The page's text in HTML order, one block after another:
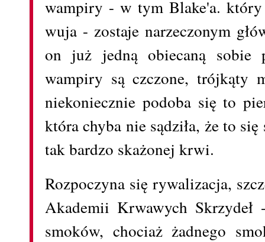
wampiry - w tym Blake'a.
wuja - zostaje narzeczonym
on już jedną obiecaną sobie
wampiry są czczone, trójkąty
niekoniecznie podoba się to
która chyba nie sądziła, że to
tak bardzo skażonej krwi.
Rozpoczyna się rywalizacja,
Akademii Krwawych
smoków, chociaż żadnego